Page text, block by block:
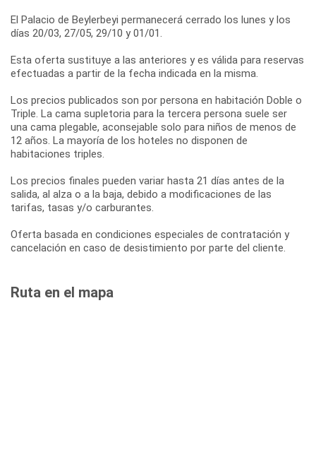
El Palacio de Beylerbeyi permanecerá cerrado los lunes y los
días 20/03, 27/05, 29/10 y 01/01.
Esta oferta sustituye a las anteriores y es válida para reservas
efectuadas a partir de la fecha indicada en la misma.
Los precios publicados son por persona en habitación Doble o
Triple. La cama supletoria para la tercera persona suele ser
una cama plegable, aconsejable solo para niños de menos de
12 años. La mayoría de los hoteles no disponen de
habitaciones triples.
Los precios finales pueden variar hasta 21 días antes de la
salida, al alza o a la baja, debido a modificaciones de las
tarifas, tasas y/o carburantes.
Oferta basada en condiciones especiales de contratación y
cancelación en caso de desistimiento por parte del cliente.
Ruta en el mapa